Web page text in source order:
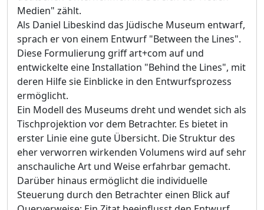
Medien" zählt.
Als Daniel Libeskind das Jüdische Museum entwarf,
sprach er von einem Entwurf "Between the Lines".
Diese Formulierung griff art+com auf und
entwickelte eine Installation "Behind the Lines", mit
deren Hilfe sie Einblicke in den Entwurfsprozess
ermöglicht.
Ein Modell des Museums dreht und wendet sich als
Tischprojektion vor dem Betrachter. Es bietet in
erster Linie eine gute Übersicht. Die Struktur des
eher verworren wirkenden Volumens wird auf sehr
anschauliche Art und Weise erfahrbar gemacht.
Darüber hinaus ermöglicht die individuelle
Steuerung durch den Betrachter einen Blick auf